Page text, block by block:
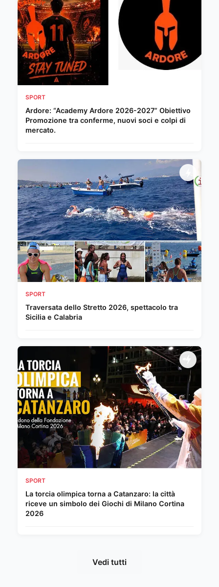
SPORT
Ardore: “Academy Ardore 2026-2027” Obiettivo
Promozione tra conferme, nuovi soci e colpi di
mercato.
SPORT
Traversata dello Stretto 2026, spettacolo tra
Sicilia e Calabria
SPORT
La torcia olimpica torna a Catanzaro: la città
riceve un simbolo dei Giochi di Milano Cortina
2026
Vedi tutti